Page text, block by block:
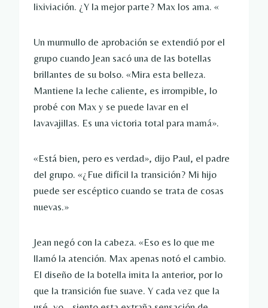
lixiviación. ¿Y la mejor parte? Max los ama. «
Un murmullo de aprobación se extendió por el
grupo cuando Jean sacó una de las botellas
brillantes de su bolso. «Mira esta belleza.
Mantiene la leche caliente, es irrompible, lo
probé con Max y se puede lavar en el
lavavajillas. Es una victoria total para mamá».
«Está bien, pero es verdad», dijo Paul, el padre
del grupo. «¿Fue difícil la transición? Mi hijo
puede ser escéptico cuando se trata de cosas
nuevas.»
Jean negó con la cabeza. «Eso es lo que me
llamó la atención. Max apenas notó el cambio.
El diseño de la botella imita la anterior, por lo
que la transición fue suave. Y cada vez que la